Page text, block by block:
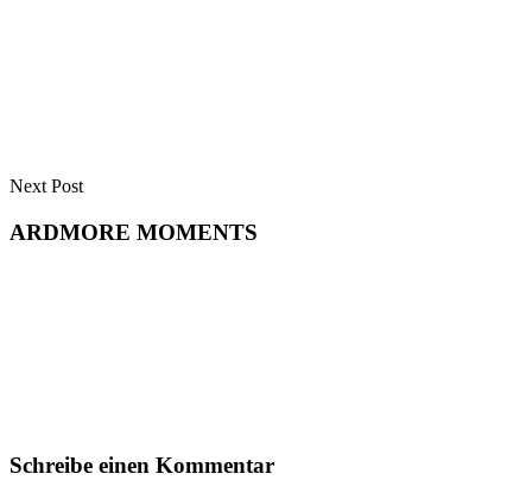
Next Post
ARDMORE MOMENTS
Schreibe einen Kommentar